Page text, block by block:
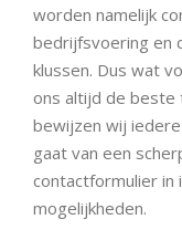
worden namelijk
bedrijfsvoering en
klussen. Dus wat
ons altijd de beste
bewijzen wij
gaat van een
contactformulier in
mogelijkheden.